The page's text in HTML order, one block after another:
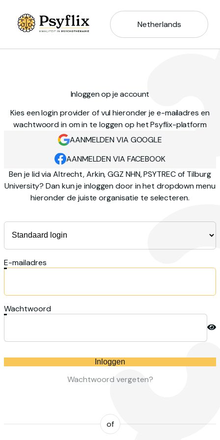
Netherlands
Inloggen op je account
Kies een login provider of vul hieronder je e-mailadres en
wachtwoord in om in te loggen op het Psyflix-platform
AANMELDEN VIA GOOGLE
AANMELDEN VIA FACEBOOK
Ben je lid via Altrecht, Arkin, GGZ NHN, PSYTREC of Tilburg
University? Dan kun je inloggen door in het dropdown menu
hieronder de juiste organisatie te selecteren.
E-mailadres
Wachtwoord
Inloggen
Wachtwoord vergeten?
of